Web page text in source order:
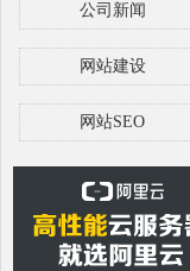
公司新闻
网站建设
网站SEO